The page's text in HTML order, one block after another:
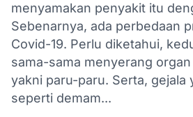
menyamakan penyakit itu
Sebenarnya, ada perbedaan
Covid-19. Perlu diketahui,
sama-sama menyerang
yakni paru-paru. Serta, gejala
seperti demam...